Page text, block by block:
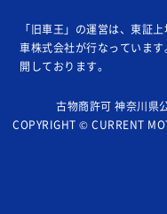
「旧車王」の運営は、東証
車株式会社が行なっていま
開しております。
古物商許可 神奈川県
COPYRIGHT © CURRENT